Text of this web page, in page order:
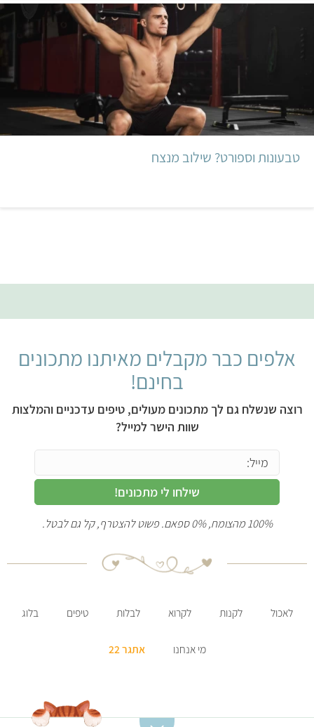
טבעונות וספורט? שילוב מנצח
אלפים כבר מקבלים מאיתנו מתכונים
בחינם!
רוצה שנשלח גם לך מתכונים מעולים, טיפים עדכניים והמלצות
שוות הישר למייל?
שילחו לי מתכונים!
100% מהצומח, 0% ספאם. פשוט להצטרף, קל גם לבטל.
לאכול לקנות לקרוא לבלות טיפים בלוג
מי אנחנו אתגר 22